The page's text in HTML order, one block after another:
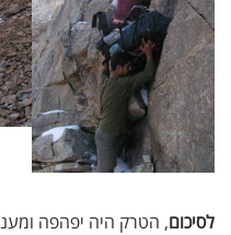
לסיכום, הטרק היה יפהפה